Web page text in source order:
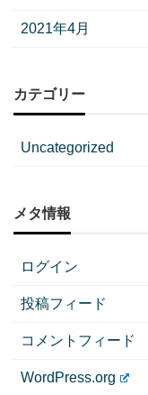
2021年4月
カテゴリー
Uncategorized
メタ情報
ログイン
投稿フィード
コメントフィード
WordPress.org